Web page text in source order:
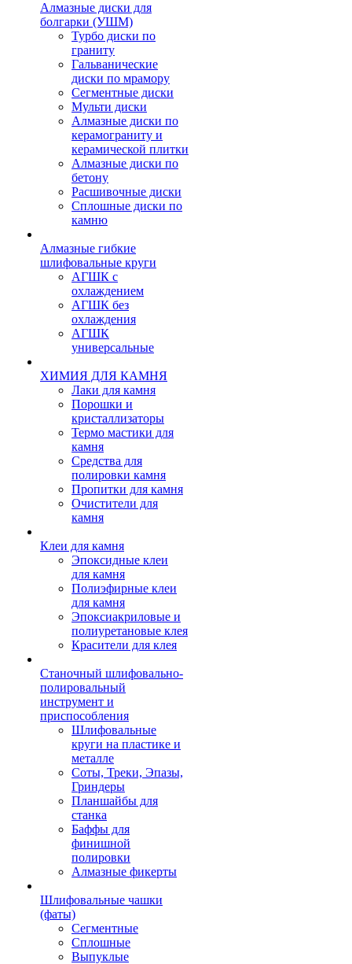
Алмазные диски для
болгарки (УШМ)
Турбо диски по
граниту
Гальванические
диски по мрамору
Сегментные диски
Мульти диски
Алмазные диски по
керамограниту и
керамической плитки
Алмазные диски по
бетону
Расшивочные диски
Сплошные диски по
камню
Алмазные гибкие
шлифовальные круги
АГШК с
охлаждением
АГШК без
охлаждения
АГШК
универсальные
ХИМИЯ ДЛЯ КАМНЯ
Лаки для камня
Порошки и
кристаллизаторы
Термо мастики для
камня
Средства для
полировки камня
Пропитки для камня
Очистители для
камня
Клеи для камня
Эпоксидные клеи
для камня
Полиэфирные клеи
для камня
Эпоксиакриловые и
полиуретановые клея
Красители для клея
Станочный шлифовально-
полировальный
инструмент и
приспособления
Шлифовальные
круги на пластике и
металле
Соты, Треки, Эпазы,
Гриндеры
Планшайбы для
станка
Баффы для
финишной
полировки
Алмазные фикерты
Шлифовальные чашки
(фаты)
Сегментные
Сплошные
Выпуклые